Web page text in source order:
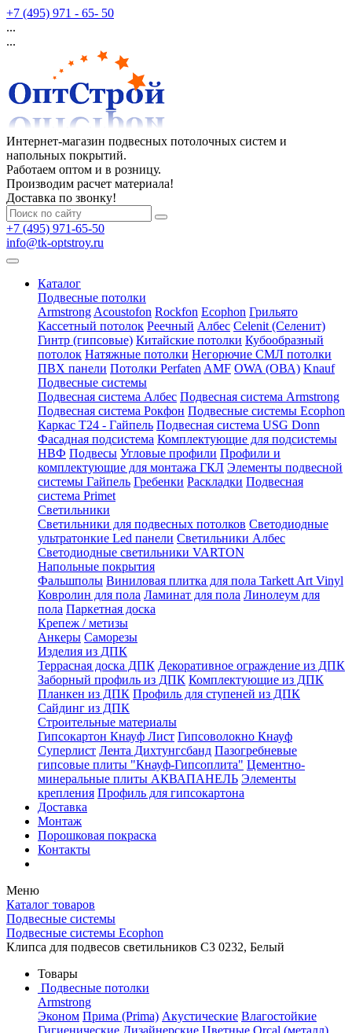
+7 (495) 971 - 65- 50
...
...
Интернет-магазин подвесных потолочных систем и
напольных покрытий.
Работаем оптом и в розницу.
Производим расчет материала!
Доставка по звонку!
+7 (495) 971-65-50
info@tk-optstroy.ru
Каталог
Подвесные потолки
Armstrong Acoustofon Rockfon Ecophon Грильято
Кассетный потолок Реечный Албес Celenit (Селенит)
Гинтр (гипсовые) Китайские потолки Кубообразный
потолок Натяжные потолки Негорючие СМЛ потолки
ПВХ панели Потолки Perfaten AMF OWA (ОВА) Knauf
Подвесные системы
Подвесная система Албес Подвесная система Armstrong
Подвесная система Рокфон Подвесные системы Ecophon
Каркас Т24 - Гайпель Подвесная система USG Donn
Фасадная подсистема Комплектующие для подсистемы
НВФ Подвесы Угловые профили Профили и
комплектующие для монтажа ГКЛ Элементы подвесной
системы Гайпель Гребенки Раскладки Подвесная
система Primet
Светильники
Светильники для подвесных потолков Светодиодные
ультратонкие Led панели Светильники Албес
Светодиодные светильники VARTON
Напольные покрытия
Фальшполы Виниловая плитка для пола Tarkett Art Vinyl
Ковролин для пола Ламинат для пола Линолеум для
пола Паркетная доска
Крепеж / метизы
Анкеры Саморезы
Изделия из ДПК
Террасная доска ДПК Декоративное ограждение из ДПК
Заборный профиль из ДПК Комплектующие из ДПК
Планкен из ДПК Профиль для ступеней из ДПК
Сайдинг из ДПК
Строительные материалы
Гипсокартон Кнауф Лист Гипсоволокно Кнауф
Суперлист Лента Дихтунгсбанд Пазогребневые
гипсовые плиты "Кнауф-Гипсоплита" Цементно-
минеральные плиты АКВАПАНЕЛЬ Элементы
крепления Профиль для гипсокартона
Доставка
Монтаж
Порошковая покраска
Контакты
Меню
Каталог товаров
Подвесные системы
Подвесные системы Ecophon
Клипса для подвесов светильников С3 0232, Белый
Товары
Подвесные потолки
Armstrong
Эконом Прима (Prima) Акустические Влагостойкие
Гигиенические Дизайнерские Цветные Orcal (металл)